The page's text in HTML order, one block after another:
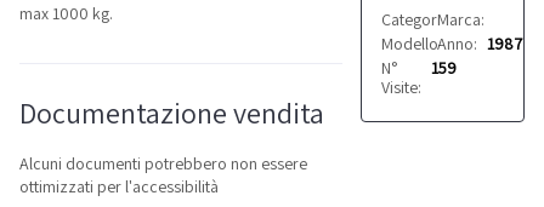
Categoria: Gru
Marca:
Modello: SM500 145-
Anno: 1987
N°
Visite:
159
max 1000 kg.
Documentazione vendita
Alcuni documenti potrebbero non essere
ottimizzati per l'accessibilità